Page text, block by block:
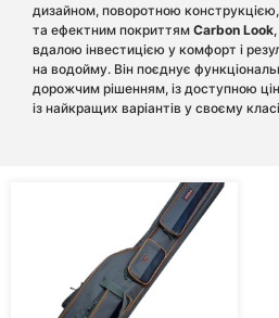
дизайном, поворотною
та ефектним покриттям Carbon Look
вдалою інвестицією у комфорт і
на водойму. Він поєднує
дорожчим рішенням, із доступною
із найкращих варіантів у своєму